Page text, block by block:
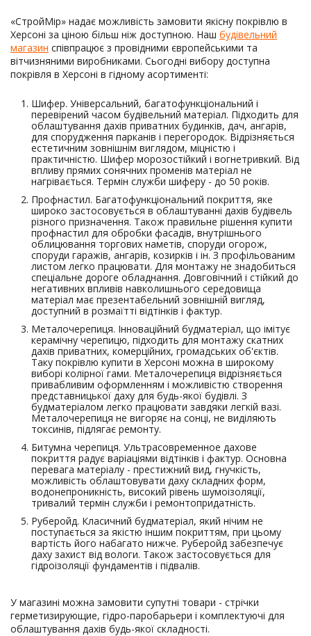
«СтройМір» надає можливість замовити якісну покрівлю в
Херсоні за ціною більш ніж доступною. Наш будівельний
магазин співпрацює з провідними європейськими та
вітчизняними виробниками. Сьогодні вибору доступна
покрівля в Херсоні в гідному асортименті:
Шифер. Універсальний, багатофункціональний і
перевірений часом будівельний матеріал. Підходить для
облаштування дахів приватних будинків, дач, ангарів,
для спорудження парканів і перегородок. Відрізняється
естетичним зовнішнім виглядом, міцністю і
практичністю. Шифер морозостійкий і вогнетривкий. Від
впливу прямих сонячних променів матеріал не
нагрівається. Термін служби шиферу - до 50 років.
Профнастил. Багатофункціональний покриття, яке
широко застосовується в облаштуванні дахів будівель
різного призначення. Також правильне рішення купити
профнастил для обробки фасадів, внутрішнього
облицювання торгових наметів, споруди огорож,
споруди гаражів, ангарів, козирків і ін. З профільованим
листом легко працювати. Для монтажу не знадобиться
спеціальне дороге обладнання. Довговічний і стійкий до
негативних впливів навколишнього середовища
матеріал має презентабельний зовнішній вигляд,
доступний в розмаїтті відтінків і фактур.
Металочерепиця. Інноваційний будматеріал, що імітує
керамічну черепицю, підходить для монтажу скатних
дахів приватних, комерційних, громадських об'єктів.
Таку покрівлю купити в Херсоні можна в широкому
виборі колірної гами. Металочерепиця відрізняється
привабливим оформленням і можливістю створення
представницької даху для будь-якої будівлі. З
будматеріалом легко працювати завдяки легкій вазі.
Металочерепиця не вигоряє на сонці, не виділяють
токсинів, підлягає ремонту.
Битумна черепиця. Ультрасовременное дахове
покриття радує варіаціями відтінків і фактур. Основна
перевага матеріалу - престижний вид, гнучкість,
можливість облаштовувати даху складних форм,
водонепроникність, високий рівень шумоізоляції,
тривалий термін служби і ремонтопридатність.
Руберойд. Класичний будматеріал, який нічим не
поступається за якістю іншим покриттям, при цьому
вартість його набагато нижче. Руберойд забезпечує
даху захист від вологи. Також застосовується для
гідроізоляції фундаментів і підвалів.
У магазині можна замовити супутні товари - стрічки
герметизирующие, гідро-паробарьери і комплектуючі для
облаштування дахів будь-якої складності.